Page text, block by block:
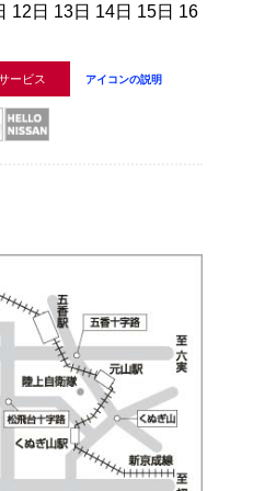
12日 13日 14日 15日 16
ービス アイコンの説明